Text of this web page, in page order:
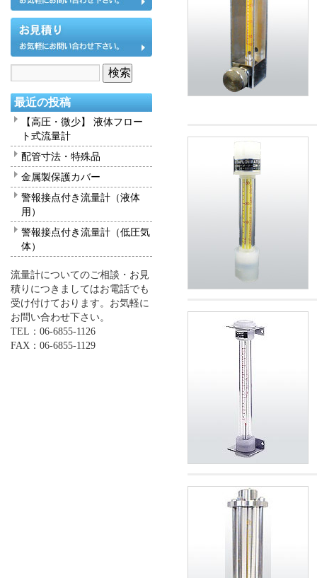
最近の投稿
【高圧・微少】 液体フロー
ト式流量計
配管寸法・特殊品
金属製保護カバー
警報接点付き流量計（液体
用）
警報接点付き流量計（低圧気
体）
流量計についてのご相談・お見
積りにつきましてはお電話でも
受け付けております。お気軽に
お問い合わせ下さい。
TEL：06-6855-1126
FAX：06-6855-1129